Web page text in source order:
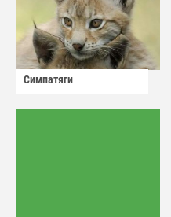
Симпатяги